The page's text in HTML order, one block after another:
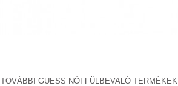
TOVÁBBI GUESS NŐI FÜLBEVALÓ TERMÉKEK